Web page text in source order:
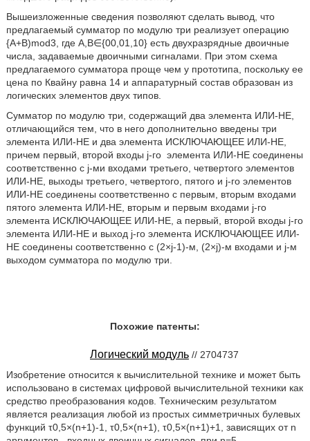
Вышеизложенные сведения позволяют сделать вывод, что
предлагаемый сумматор по модулю три реализует операцию
{А+В)mod3, где А,В∈{00,01,10} есть двухразрядные двоичные
числа, задаваемые двоичными сигналами. При этом схема
предлагаемого сумматора проще чем у прототипа, поскольку ее
цена по Квайну равна 14 и аппаратурный состав образован из
логических элементов двух типов.
Сумматор по модулю три, содержащий два элемента ИЛИ-НЕ,
отличающийся тем, что в него дополнительно введены три
элемента ИЛИ-НЕ и два элемента ИСКЛЮЧАЮЩЕЕ ИЛИ-НЕ,
причем первый, второй входы j-го элемента ИЛИ-НЕ соединены
соответственно с j-ми входами третьего, четвертого элементов
ИЛИ-НЕ, выходы третьего, четвертого, пятого и j-го элементов
ИЛИ-НЕ соединены соответственно с первым, вторым входами
пятого элемента ИЛИ-НЕ, вторым и первым входами j-го
элемента ИСКЛЮЧАЮЩЕЕ ИЛИ-НЕ, а первый, второй входы j-го
элемента ИЛИ-НЕ и выход j-го элемента ИСКЛЮЧАЮЩЕЕ ИЛИ-
НЕ соединены соответственно с (2×j-1)-м, (2×j)-м входами и j-м
выходом сумматора по модулю три.
Похожие патенты:
Логический модуль // 2704737
Изобретение относится к вычислительной технике и может быть
использовано в системах цифровой вычислительной техники как
средство преобразования кодов. Техническим результатом
является реализация любой из простых симметричных булевых
функций τ0,5×(n+1)-1, τ0,5×(n+1), τ0,5×(n+1)+1, зависящих от n